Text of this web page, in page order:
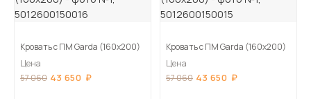
Кровать с ПМ Garda (160х200)
Цена
57 060 43 650
Кровать с ПМ Garda (160х200)
Цена
57 060 43 650